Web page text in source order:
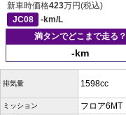
新車時価格423万円(税込)
JC08
-km/L
満タンでどこまで走る？
-km
排気量 1598cc
ミッション フロア6MT